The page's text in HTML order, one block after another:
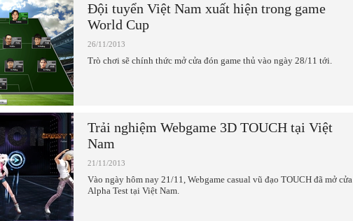
Đội tuyển Việt Nam xuất hiện trong game
World Cup
26/11/2013
Trò chơi sẽ chính thức mở cửa đón game thủ vào ngày 28/11 tới.
Trải nghiệm Webgame 3D TOUCH tại Việt
Nam
21/11/2013
Vào ngày hôm nay 21/11, Webgame casual vũ đạo TOUCH đã mở cửa
Alpha Test tại Việt Nam.